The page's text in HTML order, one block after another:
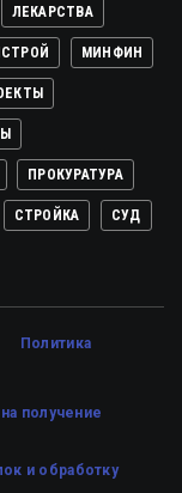
ЛЕКАРСТВА
МИНФИН
ПРОКУРАТУРА
СТРОЙКА СУД
Политика
получение
и обработку